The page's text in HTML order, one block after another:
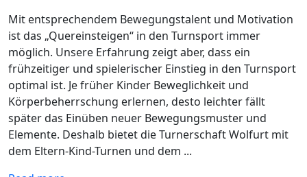
Mit entsprechendem Bewegungstalent und Motivation
ist das „Quereinsteigen“ in den Turnsport immer
möglich. Unsere Erfahrung zeigt aber, dass ein
frühzeitiger und spielerischer Einstieg in den Turnsport
optimal ist. Je früher Kinder Beweglichkeit und
Körperbeherrschung erlernen, desto leichter fällt
später das Einüben neuer Bewegungsmuster und
Elemente. Deshalb bietet die Turnerschaft Wolfurt mit
dem Eltern-Kind-Turnen und dem ...